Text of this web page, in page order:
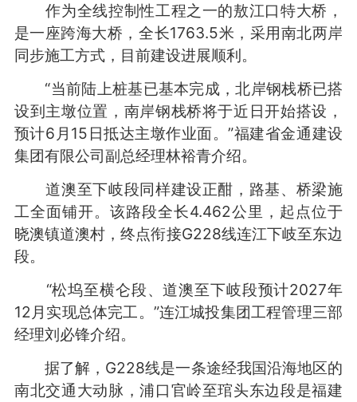
作为全线控制性工程之一的敖江口特大桥，
是一座跨海大桥，全长1763.5米，采用南北两岸
同步施工方式，目前建设进展顺利。
“当前陆上桩基已基本完成，北岸钢栈桥已搭
设到主墩位置，南岸钢栈桥将于近日开始搭设，
预计6月15日抵达主墩作业面。”福建省金通建设
集团有限公司副总经理林裕青介绍。
道澳至下岐段同样建设正酣，路基、桥梁施
工全面铺开。该路段全长4.462公里，起点位于
晓澳镇道澳村，终点衔接G228线连江下岐至东边
段。
“松坞至横仑段、道澳至下岐段预计2027年
12月实现总体完工。”连江城投集团工程管理三部
经理刘必锋介绍。
据了解，G228线是一条途经我国沿海地区的
南北交通大动脉，浦口官岭至琯头东边段是福建